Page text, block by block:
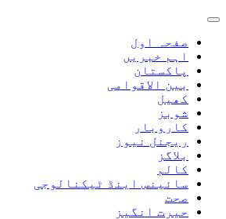
صفحہ اول
اہم خبریں
پاکستان
بین الاقوامی
کھیل
شوبز
کاروبار
ریجنل نیوز
بلاگز
کالم
سائینس اینڈ ٹیکنالوجی
صحت
حیرت انگیز